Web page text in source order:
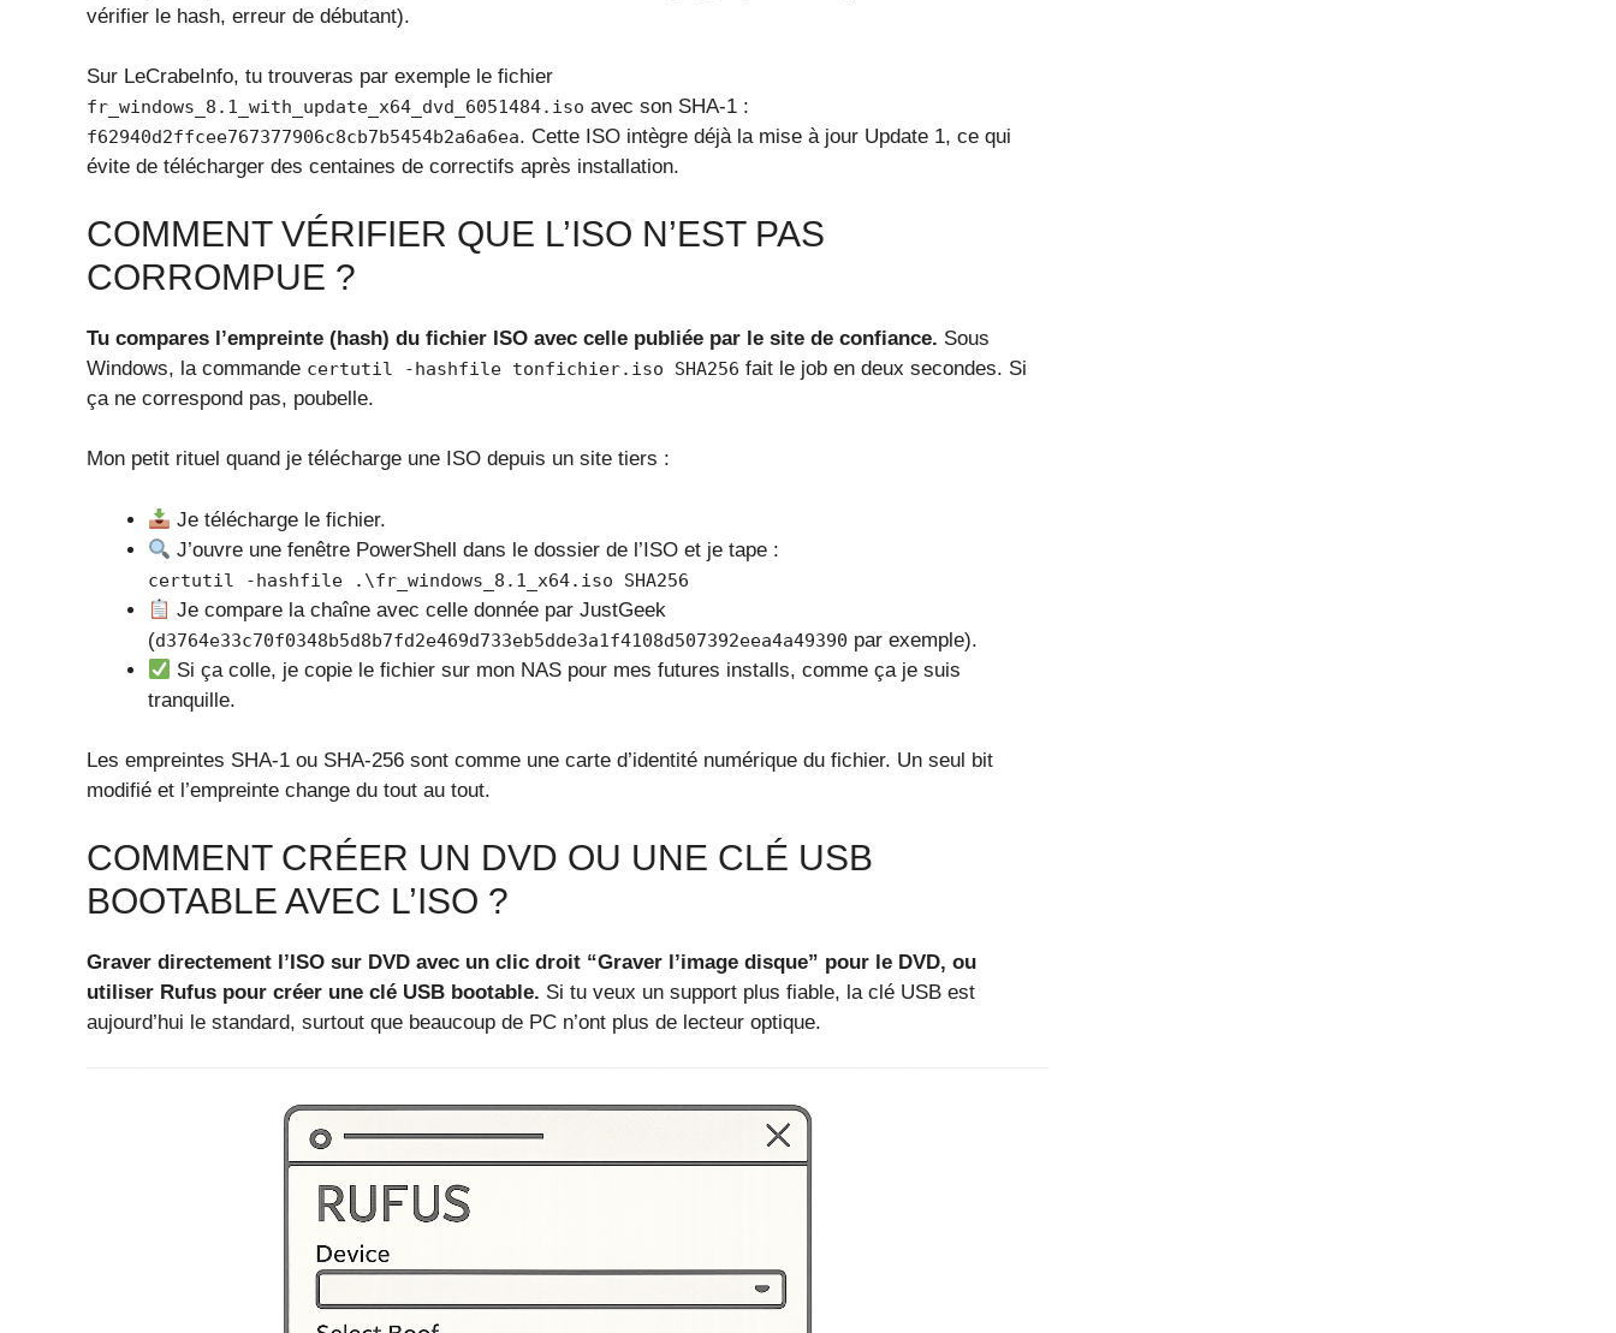
vérifier le hash, erreur de débutant).
Sur LeCrabeInfo, tu trouveras par exemple le fichier
fr_windows_8.1_with_update_x64_dvd_6051484.iso avec son SHA‑1 :
f62940d2ffcee767377906c8cb7b5454b2a6a6ea. Cette ISO intègre déjà la mise à jour Update 1, ce qui
évite de télécharger des centaines de correctifs après installation.
COMMENT VÉRIFIER QUE L’ISO N’EST PAS
CORROMPUE ?
Tu compares l’empreinte (hash) du fichier ISO avec celle publiée par le site de confiance. Sous
Windows, la commande certutil -hashfile tonfichier.iso SHA256 fait le job en deux secondes. Si
ça ne correspond pas, poubelle.
Mon petit rituel quand je télécharge une ISO depuis un site tiers :
Je télécharge le fichier.
J’ouvre une fenêtre PowerShell dans le dossier de l’ISO et je tape :
certutil -hashfile .\fr_windows_8.1_x64.iso SHA256
Je compare la chaîne avec celle donnée par JustGeek
(d3764e33c70f0348b5d8b7fd2e469d733eb5dde3a1f4108d507392eea4a49390 par exemple).
Si ça colle, je copie le fichier sur mon NAS pour mes futures installs, comme ça je suis
tranquille.
Les empreintes SHA‑1 ou SHA‑256 sont comme une carte d’identité numérique du fichier. Un seul bit
modifié et l’empreinte change du tout au tout.
COMMENT CRÉER UN DVD OU UNE CLÉ USB
BOOTABLE AVEC L’ISO ?
Graver directement l’ISO sur DVD avec un clic droit “Graver l’image disque” pour le DVD, ou
utiliser Rufus pour créer une clé USB bootable. Si tu veux un support plus fiable, la clé USB est
aujourd’hui le standard, surtout que beaucoup de PC n’ont plus de lecteur optique.